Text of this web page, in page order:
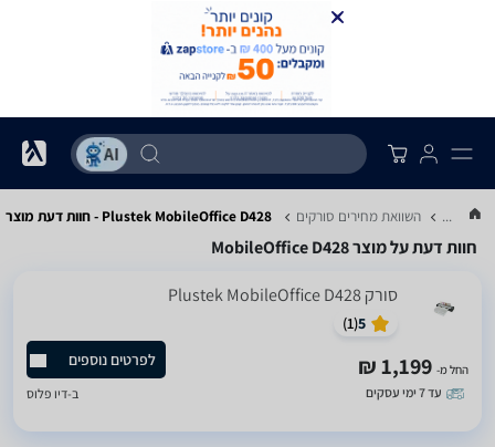
... השוואת מחירים סורקים Plustek MobileOffice D428 - חוות דעת מוצר
חוות דעת על מוצר MobileOffice D428
סורק Plustek MobileOffice D428
5
(
1
)
החל מ- 1,199 ₪
עד 7 ימי עסקים
לפרטים נוספים
ב-דיו פלוס